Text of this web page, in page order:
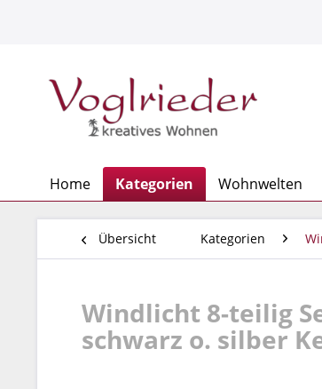
Home Kategorien Wohnwelten
Übersicht Kategorien
Windlicht 8-teilig
schwarz o. silber